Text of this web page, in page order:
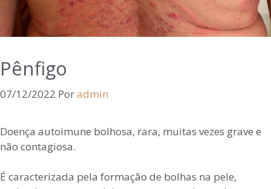
Pênfigo
07/12/2022 Poradmin
Doença autoimune bolhosa, rara, muitas vezes grave e
não contagiosa.
É caracterizada pela formação de bolhas na pele,